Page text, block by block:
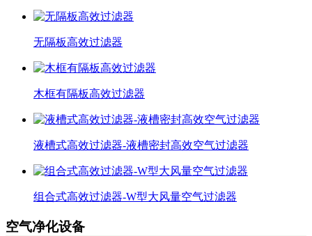
无隔板高效过滤器
木框有隔板高效过滤器
液槽式高效过滤器-液槽密封高效空气过滤器
组合式高效过滤器-W型大风量空气过滤器
空气净化设备